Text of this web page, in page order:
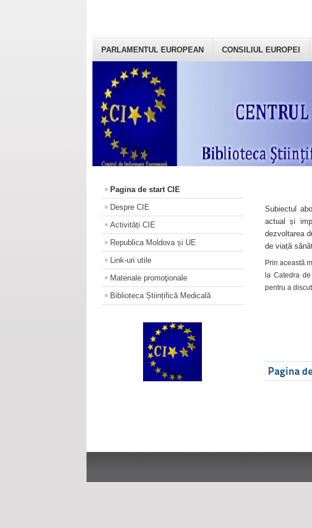
PARLAMENTUL EUROPEAN CONSILIUL EUROPEI
Pagina de start CIE
Despre CIE
Activități CIE
Republica Moldova și UE
Link-uri utile
Materiale promoţionale
Biblioteca Științifică Medicală
Subiectul
actual și
dezvoltarea
de viață
Prin această
la Catedra
pentru a
Pagina